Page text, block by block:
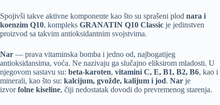
Spojivši takve aktivne komponente kao što su sprašeni plod nara i
koenzim Q10, kompleks GRANATIN Q10 Classic je jedinstven
proizvod sa takvim antioksidantnim svojstvima.
Nar — prava vitaminska bomba i jedno od, najbogatijeg
antioksidansima, voća. Ne nazivaju ga slučajno eliksirom mladosti. U
njegovom sastavu su: beta-karoten, vitamini С, Е, B1, B2, B6, kao i
minerali, kao što su: kalcijum, gvožđe, kalijum i jod. Nar je
izvorfolne kiseline, čiji nedostatak dovodi do prevremenog starenja.